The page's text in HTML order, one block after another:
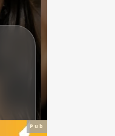
Pub